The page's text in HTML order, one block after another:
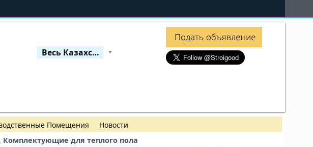
Весь Казахстан
Помещения
Новости
Комплектующие для теплого пола